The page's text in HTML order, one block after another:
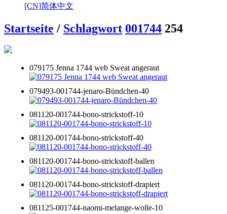
[CN]简体中文
Startseite / Schlagwort 001744 254
079175 Jenna 1744 web Sweat angeraut
079493-001744-jenaro-Bündchen-40
081120-001744-bono-strickstoff-10
081120-001744-bono-strickstoff-40
081120-001744-bono-strickstoff-ballen
081120-001744-bono-strickstoff-drapiert
081125-001744-naomi-melange-wolle-10